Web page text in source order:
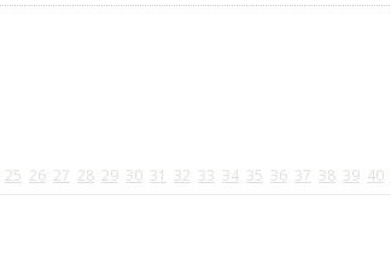
25 26 27 28 29 30 31 32 33 34 35 36 37 38 39 40